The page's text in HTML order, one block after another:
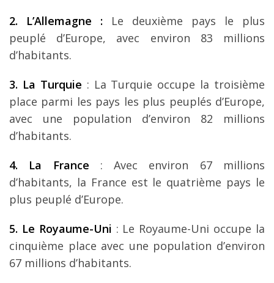
2. L’Allemagne : Le deuxième pays le plus
peuplé d’Europe, avec environ 83 millions
d’habitants.
3. La Turquie : La Turquie occupe la troisième
place parmi les pays les plus peuplés d’Europe,
avec une population d’environ 82 millions
d’habitants.
4. La France : Avec environ 67 millions
d’habitants, la France est le quatrième pays le
plus peuplé d’Europe.
5. Le Royaume-Uni : Le Royaume-Uni occupe la
cinquième place avec une population d’environ
67 millions d’habitants.